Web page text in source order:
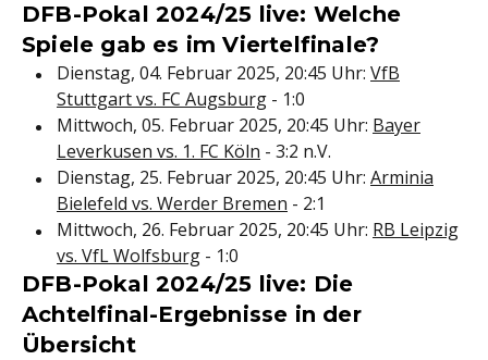
DFB-Pokal 2024/25 live: Welche
Spiele gab es im Viertelfinale?
Dienstag, 04. Februar 2025, 20:45 Uhr: VfB
Stuttgart vs. FC Augsburg - 1:0
Mittwoch, 05. Februar 2025, 20:45 Uhr: Bayer
Leverkusen vs. 1. FC Köln - 3:2 n.V.
Dienstag, 25. Februar 2025, 20:45 Uhr: Arminia
Bielefeld vs. Werder Bremen - 2:1
Mittwoch, 26. Februar 2025, 20:45 Uhr: RB Leipzig
vs. VfL Wolfsburg - 1:0
DFB-Pokal 2024/25 live: Die
Achtelfinal-Ergebnisse in der
Übersicht